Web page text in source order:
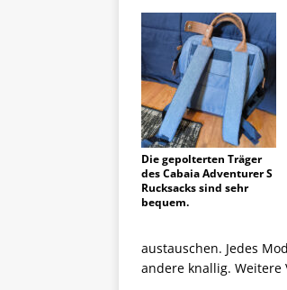
Die gepolterten Träger
des Cabaia Adventurer S
Rucksacks sind sehr
bequem.
austauschen. Jedes
andere knallig. Weitere